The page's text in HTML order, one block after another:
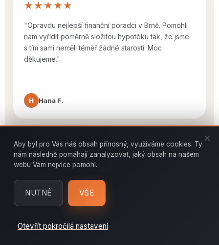
★★★★★
"Opravdu nejlepší finanční poradci v Brně. Pomohli
nám vyřídit poměrně složitou hypotéku tak, že jsme
s tím sami neměli téměř žádné starosti. Moc
děkujeme."
H Hana F.
PŘEČÍST VÍCE REFERENCÍ
Aby byl pro Vás náš obsah přínosný, využíváme cookies. Ty
nám následně pomáhají zanalyzovat, jaký obsah na našem
webu Vám nejvíce pomohl.
NUTNÉ VŠE
Otevřít pokročilá nastavení